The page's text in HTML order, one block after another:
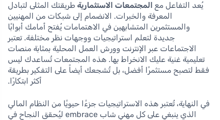
يُعد التفاعل مع المجتمعات الاستثمارية طريقتك المثلى لتبادل
المعرفة والخبرات. الانضمام إلى شبكات من المهنيين
والمستثمرين المتشابهين في الاهتمامات يُفتح أمامك أبوابًا
جديدة لتعلم استراتيجيات ووجهات نظر مختلفة. تعتبر
الاجتماعات عبر الإنترنت وورش العمل المحلية بمثابة منصات
تعليمية غنية عليك الانخراط بها. هذه المجتمعات تُساعدك ليس
فقط لتصبح مستثمرًا أفضل، بل تُشجعك أيضاً على التفكير بطريقة
أكثر ابتكارًا.
في النهاية، تُعتبر هذه الاستراتيجيات جزءًا حيويًا من النظام المالي
الذي ينبغي على كل مهني شاب embrace ليُحقق النجاح في